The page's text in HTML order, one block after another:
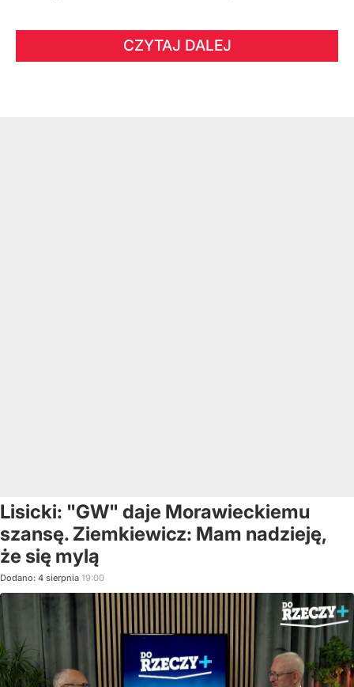
CZYTAJ DALEJ
Lisicki: "GW" daje Morawieckiemu
szansę. Ziemkiewicz: Mam nadzieję,
że się mylą
Dodano: 4 sierpnia 19:00